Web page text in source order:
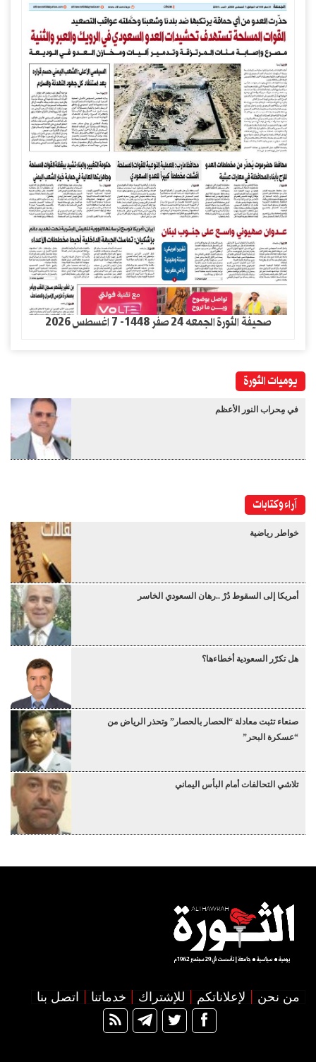
صحيفة الثورة الجمعه 24 صفر 1448- 7 اغسطس 2026
يوميات الثورة
في مِحراب النور الأعظم
آراء وكتابات
خواطر رياضية
أمريكا إلى السقوط دُرْ ..رهان السعودي الخاسر
هل تكرّر السعودية أخطاءها؟
صنعاء تثبت معادلة “الحصار بالحصار” وتحذر الرياض من
“عسكرة البحر”
تلاشي التحالفات أمام البأس اليماني
من نحن لإعلاناتكم للإشتراك خدماتنا اتصل بنا